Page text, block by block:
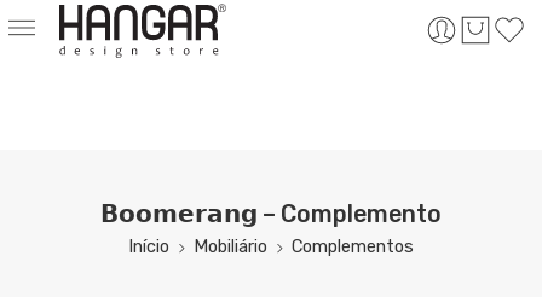
𝗕𝗼𝗼𝗺𝗲𝗿𝗮𝗻𝗴 – Complemento
Início Mobiliário Complementos